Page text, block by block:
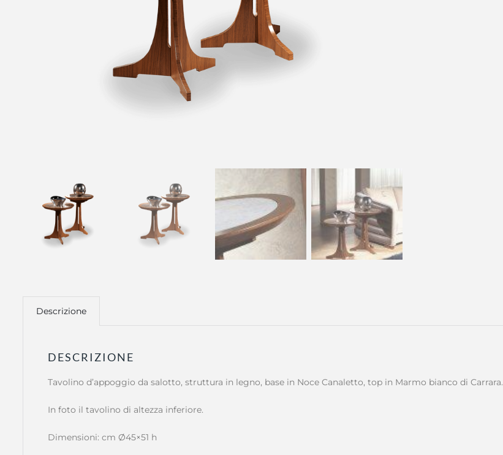
Descrizione
DESCRIZIONE
Tavolino d’appoggio da salotto, struttura in legno, base in Noce Canaletto, top in Marmo bianco di Carrara.
In foto il tavolino di altezza inferiore.
Dimensioni: cm Ø45×51 h